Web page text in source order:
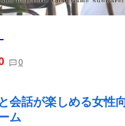
0
会話が楽しめる女性
ム